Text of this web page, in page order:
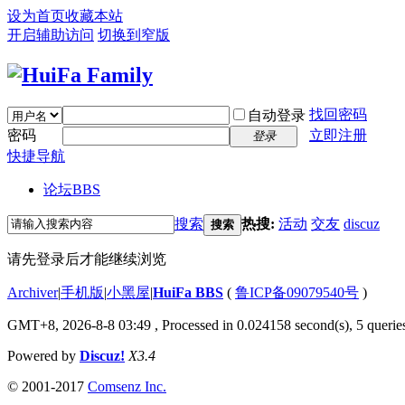
设为首页收藏本站
开启辅助访问 切换到窄版
自动登录 找回密码
密码
登录
立即注册
快捷导航
论坛BBS
搜索 搜索 热搜: 活动 交友 discuz
请先登录后才能继续浏览
Archiver|手机版|小黑屋|HuiFa BBS ( 鲁ICP备09079540号 )
GMT+8, 2026-8-8 03:49 , Processed in 0.024158 second(s), 5
Powered by Discuz! X3.4
© 2001-2017 Comsenz Inc.